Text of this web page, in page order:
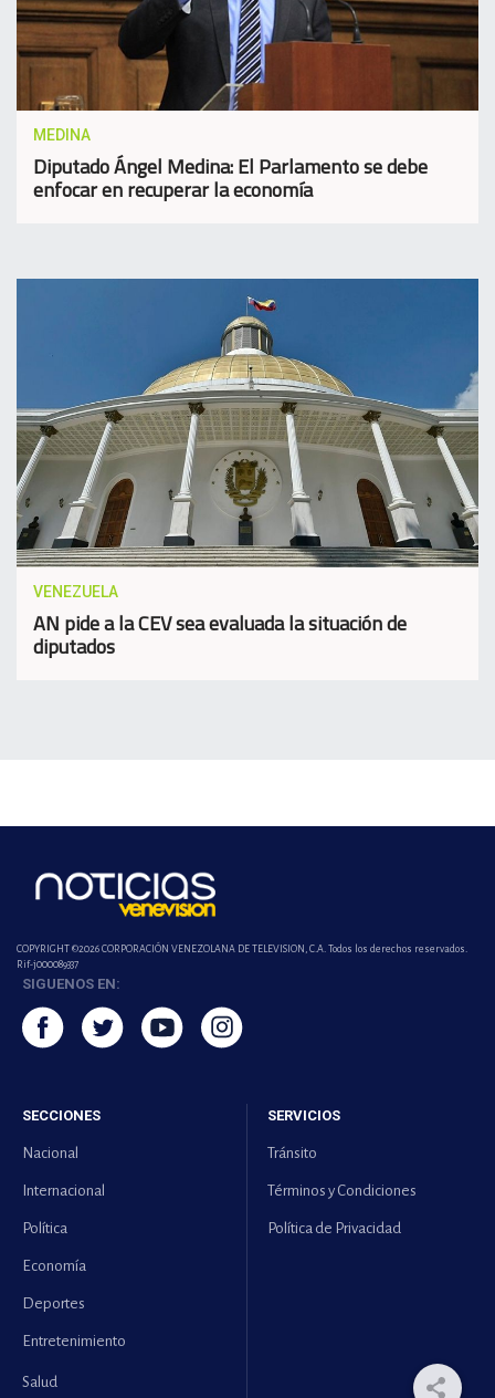
MEDINA
Diputado Ángel Medina: El Parlamento se debe
enfocar en recuperar la economía
VENEZUELA
AN pide a la CEV sea evaluada la situación de
diputados
COPYRIGHT ©2026 CORPORACIÓN VENEZOLANA DE TELEVISION, C.A. Todos los derechos reservados.
Rif-j000089337
SIGUENOS EN:
SECCIONES
Nacional
Internacional
Política
Economía
Deportes
Entretenimiento
Salud
SERVICIOS
Tránsito
Términos y Condiciones
Política de Privacidad